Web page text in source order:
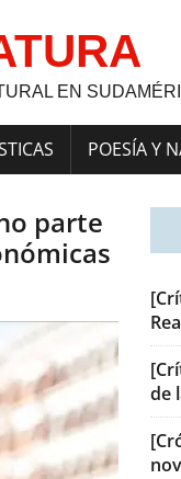
EN
POESÍA Y
parte
de